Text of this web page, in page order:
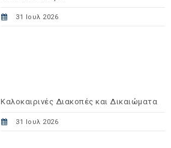
31 Ιουλ 2026
Καλοκαιρινές Διακοπές και Δικαιώματα
31 Ιουλ 2026